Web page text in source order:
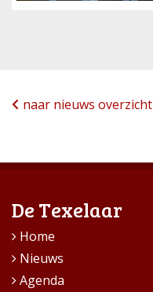
naar nieuws overzicht
De Texelaar
Home
Nieuws
Agenda